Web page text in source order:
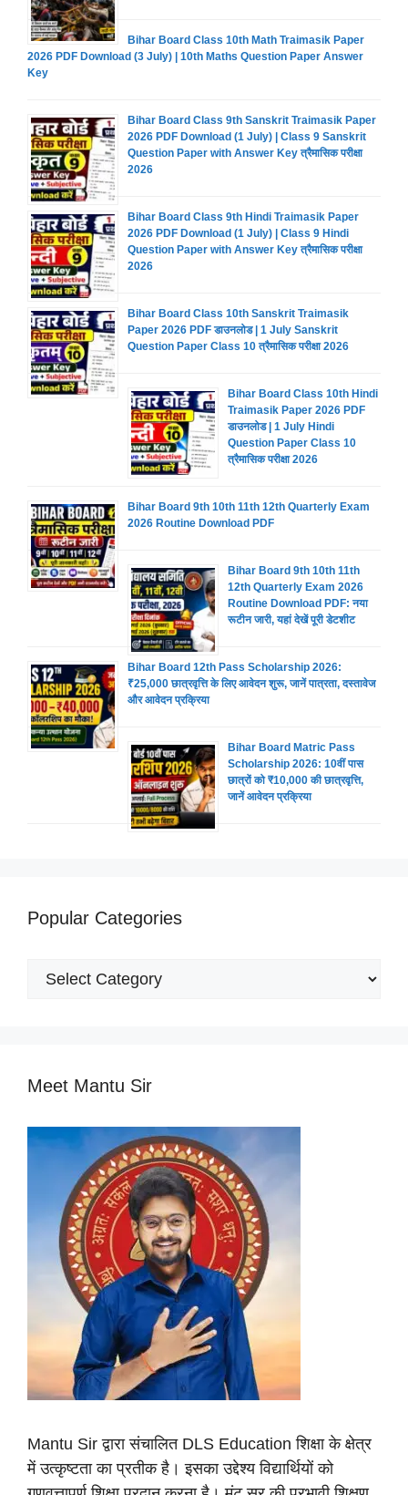
Bihar Board Class 10th Math Traimasik Paper
2026 PDF Download (3 July) | 10th Maths Question Paper Answer
Key
Bihar Board Class 9th Sanskrit Traimasik Paper
2026 PDF Download (1 July) | Class 9 Sanskrit
Question Paper with Answer Key त्रैमासिक परीक्षा
2026
Bihar Board Class 9th Hindi Traimasik Paper
2026 PDF Download (1 July) | Class 9 Hindi
Question Paper with Answer Key त्रैमासिक परीक्षा
2026
Bihar Board Class 10th Sanskrit Traimasik
Paper 2026 PDF डाउनलोड | 1 July Sanskrit
Question Paper Class 10 त्रैमासिक परीक्षा 2026
Bihar Board Class 10th Hindi
Traimasik Paper 2026 PDF
डाउनलोड | 1 July Hindi
Question Paper Class 10
त्रैमासिक परीक्षा 2026
Bihar Board 9th 10th 11th 12th Quarterly Exam
2026 Routine Download PDF
Bihar Board 9th 10th 11th
12th Quarterly Exam 2026
Routine Download PDF: नया
रूटीन जारी, यहां देखें पूरी डेटशीट
Bihar Board 12th Pass Scholarship 2026:
₹25,000 छात्रवृत्ति के लिए आवेदन शुरू, जानें पात्रता, दस्तावेज
और आवेदन प्रक्रिया
Bihar Board Matric Pass
Scholarship 2026: 10वीं पास
छात्रों को ₹10,000 की छात्रवृत्ति,
जानें आवेदन प्रक्रिया
Popular Categories
Popular
Meet Mantu Sir
Mantu Sir द्वारा संचालित DLS Education शिक्षा के क्षेत्र
में उत्कृष्टता का प्रतीक है। इसका उद्देश्य विद्यार्थियों को